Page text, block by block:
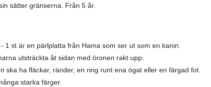
sätter gränserna. Från 5 år.
1 st är en pärlplatta från Hama som ser ut som en kanin.
utsträckta åt sidan med öronen rakt upp.
ska ha fläckar, ränder, en ring runt ena ögat eller en färgad fot.
starka färger.